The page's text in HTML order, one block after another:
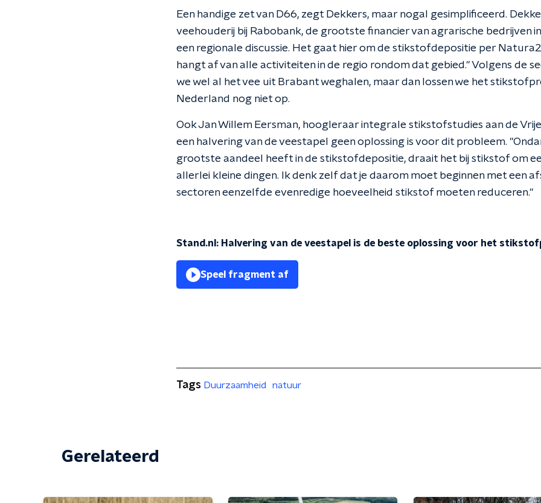
Een handige zet van D66, zegt Dekkers, maar nogal gesimplificeerd.
veehouderij bij Rabobank, de grootste financier van agrarische bedrijven
een regionale discussie. Het gaat hier om de stikstofdepositie per
hangt af van alle activiteiten in de regio rondom dat gebied." Volgens de
we wel al het vee uit Brabant weghalen, maar dan lossen we het
Nederland nog niet op.
Ook Jan Willem Eersman, hoogleraar integrale stikstofstudies aan de
een halvering van de veestapel geen oplossing is voor dit probleem.
grootste aandeel heeft in de stikstofdepositie, draait het bij stikstof om
allerlei kleine dingen. Ik denk zelf dat je daarom moet beginnen met een
sectoren eenzelfde evenredige hoeveelheid stikstof moeten reduceren."
Stand.nl: Halvering van de veestapel is de beste oplossing voor het
Speel fragment af
Tags Duurzaamheid natuur
Gerelateerd